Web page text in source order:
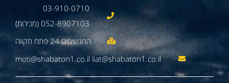
03-910-0710
052-8907103 (מכירות)
moti@shabaton1.co.il liat@shabaton1.co.il